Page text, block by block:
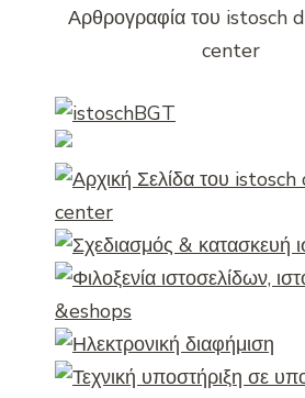
Αρθρογραφία του istosch
center